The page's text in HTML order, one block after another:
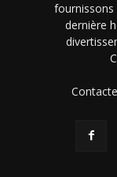
fournissons
dernière